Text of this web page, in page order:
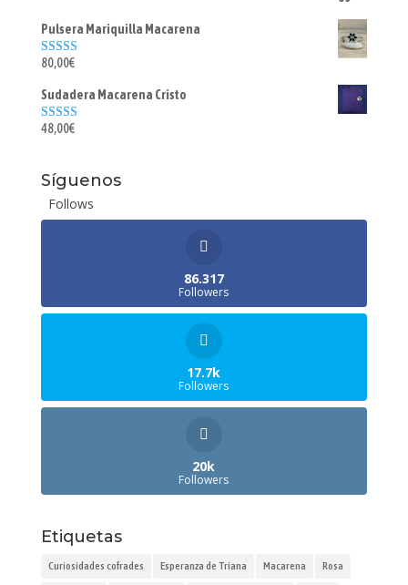
Pulsera Mariquilla Macarena
Valorado con
80,00€
Sudadera Macarena Cristo
Valorado con
48,00€
Síguenos
Follows
86.317
Followers
17.7k
Followers
20k
Followers
Etiquetas
Curiosidades cofrades Esperanza de Triana Macarena Rosa